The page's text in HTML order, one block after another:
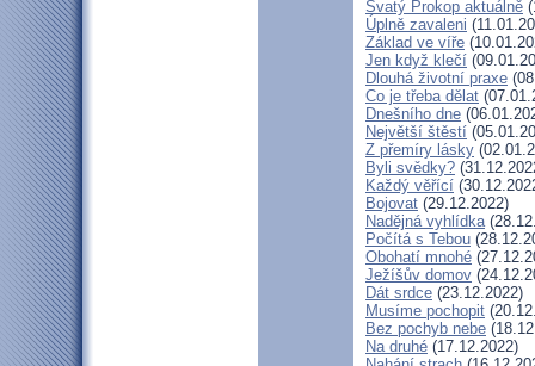
Svatý Prokop aktuálně
Úplně zavaleni
Základ ve víře
Jen když klečí
Dlouhá životní praxe
Co je třeba dělat
Dnešního dne
Největší štěstí
Z přemíry lásky
Byli svědky?
Každý věřící
Bojovat (29.12.2022)
Nadějná vyhlídka
Počítá s Tebou
Obohatí mnohé
Ježíšův domov
Dát srdce (23.12.2022)
Musíme pochopit
Bez pochyb nebe
Na druhé (17.12.2022)